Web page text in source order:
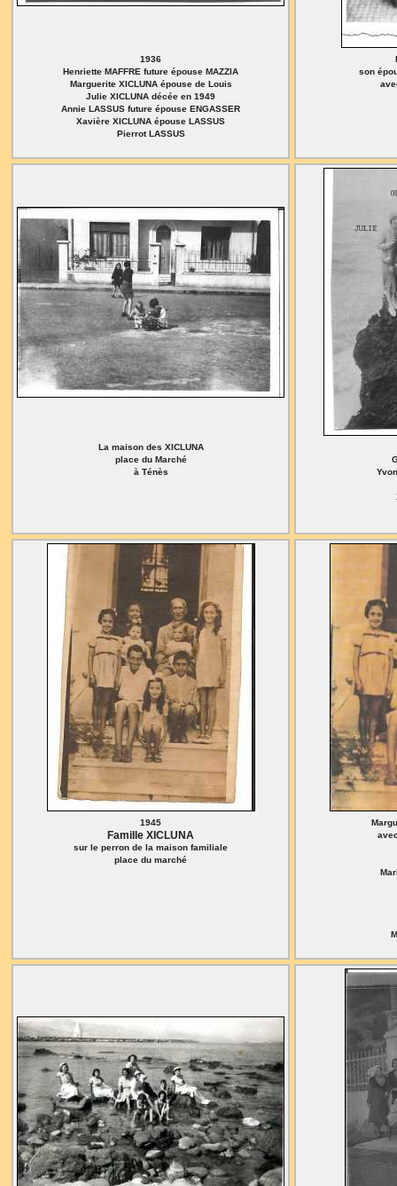
1936
Henriette MAFFRE future épouse MAZZIA
Marguerite XICLUNA épouse de Louis
Julie XICLUNA décée en 1949
Annie LASSUS future épouse ENGASSER
Xavière XICLUNA épouse LASSUS
Pierrot LASSUS
son
La maison des XICLUNA
place du Marché
à Ténès
1945
Famille XICLUNA
sur le perron de la maison familiale
place du marché